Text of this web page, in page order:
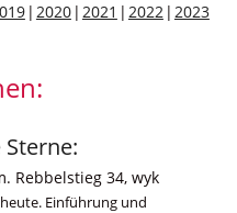
2020 2021 2022
2023
Rebbelstieg 34, wyk
Einführung und